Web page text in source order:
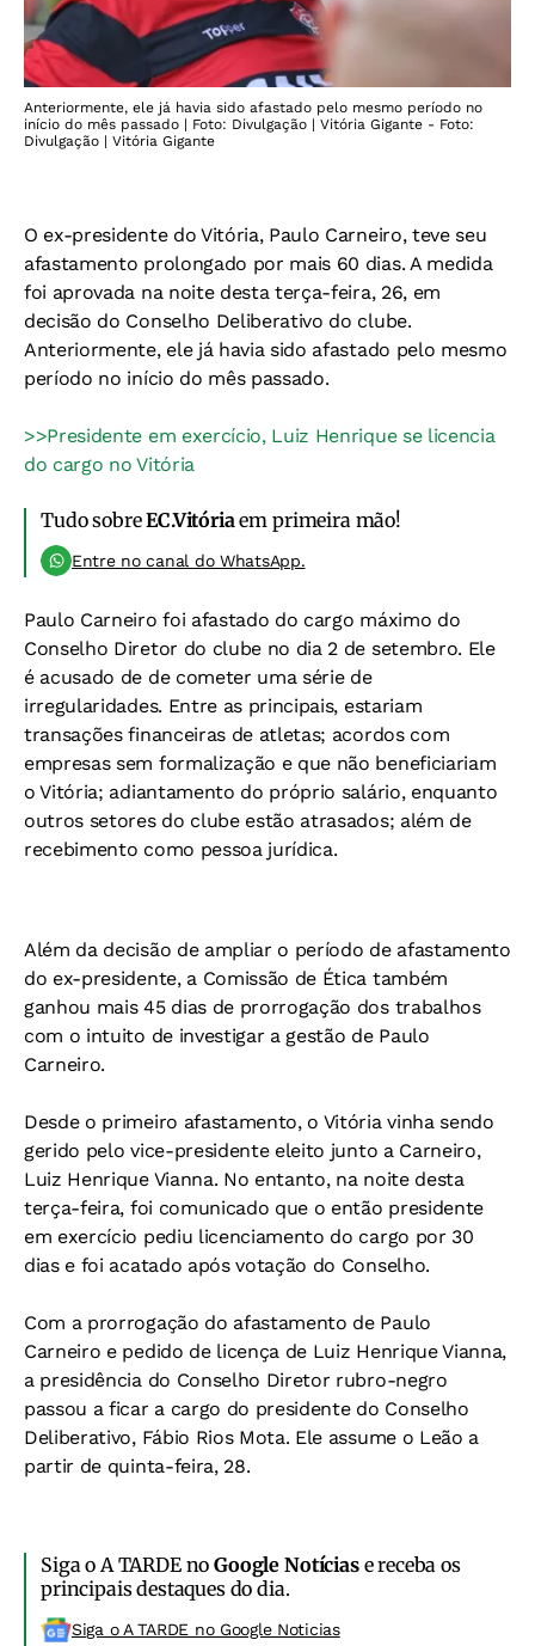
Anteriormente, ele já havia sido afastado pelo mesmo período no
início do mês passado | Foto: Divulgação | Vitória Gigante - Foto:
Divulgação | Vitória Gigante
O ex-presidente do Vitória, Paulo Carneiro, teve seu
afastamento prolongado por mais 60 dias. A medida
foi aprovada na noite desta terça-feira, 26, em
decisão do Conselho Deliberativo do clube.
Anteriormente, ele já havia sido afastado pelo mesmo
período no início do mês passado.
>>Presidente em exercício, Luiz Henrique se licencia
do cargo no Vitória
Tudo sobreEC.Vitóriaem primeira mão!
Entre no canal do WhatsApp.
Paulo Carneiro foi afastado do cargo máximo do
Conselho Diretor do clube no dia 2 de setembro. Ele
é acusado de de cometer uma série de
irregularidades. Entre as principais, estariam
transações financeiras de atletas; acordos com
empresas sem formalização e que não beneficiariam
o Vitória; adiantamento do próprio salário, enquanto
outros setores do clube estão atrasados; além de
recebimento como pessoa jurídica.
Além da decisão de ampliar o período de afastamento
do ex-presidente, a Comissão de Ética também
ganhou mais 45 dias de prorrogação dos trabalhos
com o intuito de investigar a gestão de Paulo
Carneiro.
Desde o primeiro afastamento, o Vitória vinha sendo
gerido pelo vice-presidente eleito junto a Carneiro,
Luiz Henrique Vianna. No entanto, na noite desta
terça-feira, foi comunicado que o então presidente
em exercício pediu licenciamento do cargo por 30
dias e foi acatado após votação do Conselho.
Com a prorrogação do afastamento de Paulo
Carneiro e pedido de licença de Luiz Henrique Vianna,
a presidência do Conselho Diretor rubro-negro
passou a ficar a cargo do presidente do Conselho
Deliberativo, Fábio Rios Mota. Ele assume o Leão a
partir de quinta-feira, 28.
Siga o A TARDE noGoogle Notíciase receba os
principais destaques do dia.
Siga o A TARDE no Google Noticias